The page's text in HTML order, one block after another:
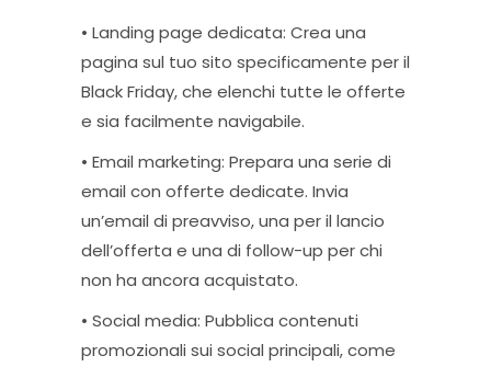
• Landing page dedicata: Crea una
pagina sul tuo sito specificamente per il
Black Friday, che elenchi tutte le offerte
e sia facilmente navigabile.
• Email marketing: Prepara una serie di
email con offerte dedicate. Invia
un’email di preavviso, una per il lancio
dell’offerta e una di follow-up per chi
non ha ancora acquistato.
• Social media: Pubblica contenuti
promozionali sui social principali, come